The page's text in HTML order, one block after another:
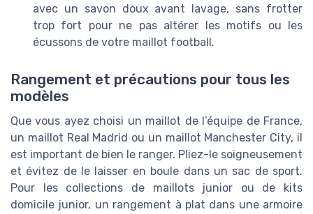
avec un savon doux avant lavage, sans frotter
trop fort pour ne pas altérer les motifs ou les
écussons de votre maillot football.
Rangement et précautions pour tous les
modèles
Que vous ayez choisi un maillot de l’équipe de France,
un maillot Real Madrid ou un maillot Manchester City, il
est important de bien le ranger. Pliez-le soigneusement
et évitez de le laisser en boule dans un sac de sport.
Pour les collections de maillots junior ou de kits
domicile junior, un rangement à plat dans une armoire